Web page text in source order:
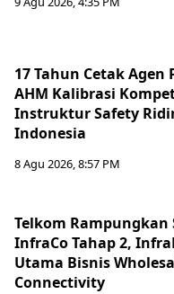
17 Tahun Cetak Agen
AHM Kalibrasi
Instruktur Safety
Indonesia
8 Agu 2026, 8:57 PM
Telkom Rampungkan
InfraCo Tahap 2,
Utama Bisnis
Connectivity